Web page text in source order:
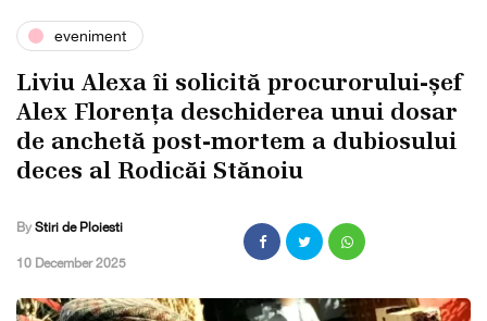
eveniment
Liviu Alexa îi solicită procurorului-șef
Alex Florența deschiderea unui dosar
de anchetă post-mortem a dubiosului
deces al Rodicăi Stănoiu
By Stiri de Ploiesti
,10 December 2025